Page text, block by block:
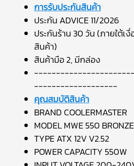
การรับประกันสินค้า
ประกัน ADVICE 11/2026
ประกันร้าน 30 วัน (ภายใต้เ
สินค้า)
สินค้ามือ 2, มีกล่อง
-------------------
คุณสมบัติสินค้า
BRAND COOLERMASTER
MODEL MWE 550
TYPE ATX 12V V2.52
POWER CAPACITY 550W